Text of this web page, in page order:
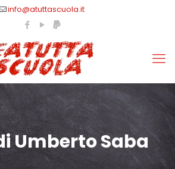
info@atuttascuola.it
Umberto Saba